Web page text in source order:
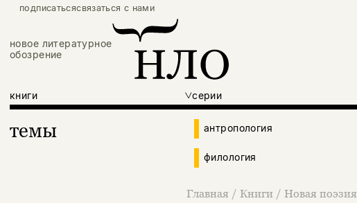
подписатьсясвязаться с нами
новое литературное
обозрение
книги серии
темы антропология
филология
Главная / Книги / Новая поэзия